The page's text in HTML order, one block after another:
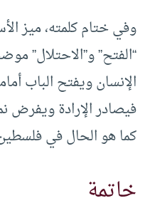
وفي ختام كلمته، ميز
“الفتح” و”الاحتلال”
الإنسان ويفتح الباب
فيصادر الإرادة ويفرض
كما هو الحال في
خاتمة